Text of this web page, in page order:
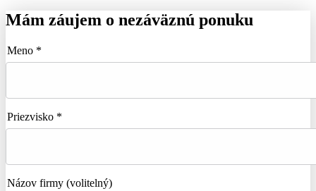
Mám záujem o nezáväznú ponuku
Meno *
Priezvisko *
Názov firmy (volitelný)